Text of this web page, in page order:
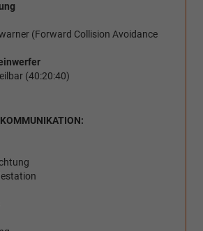
(Forward Collision Avoidance
(40:20:40)